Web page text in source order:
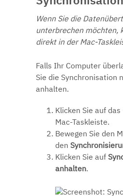
Wenn Sie die
unterbrechen möchten,
direkt in der Mac-
Falls Ihr Computer
Sie die Synchronisation
anhalten.
Klicken Sie auf
Mac-Taskleiste.
Bewegen Sie den
den
Klicken Sie auf
anhalten.